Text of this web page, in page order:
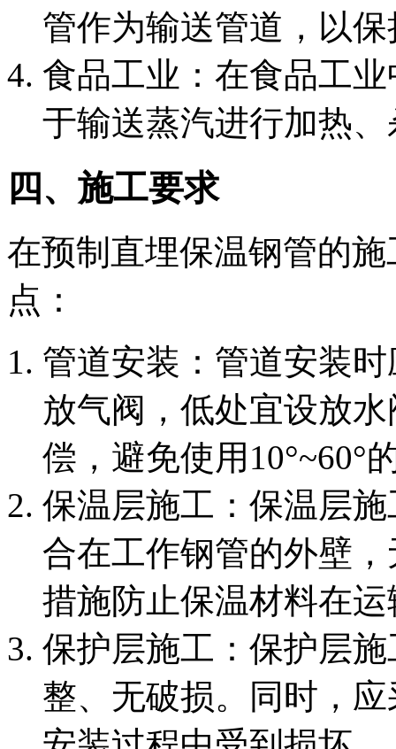
管作为输送管道，以
食品工业‌：在食品工
于输送蒸汽进行加热
四、施工要求
在预制直埋保温钢管的
点：
管道安装‌：管道安装
放气阀，低处宜设放
偿，避免使用10°~60°
保温层施工‌：保温层
合在工作钢管的外壁
措施防止保温材料在
保护层施工‌：保护层
整、无破损。同时，